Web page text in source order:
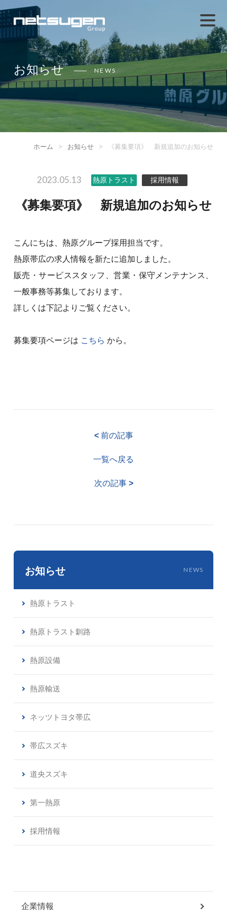
お知らせ NEWS
ホーム > お知らせ > 《募集要項》 新規追加のお知らせ
2023.05.13 熱原トラスト 採用情報
《募集要項》 新規追加のお知らせ
こんにちは、熱原グループ採用担当です。
熱原帯広の求人情報を新たに追加しました。
販売・サービススタッフ、営業・保守メンテナンス、
一般事務等募集しております。
詳しくは下記よりご覧ください。
募集要項ページは こちら から。
< 前の記事
一覧へ戻る
次の記事>
お知らせ NEWS
熱原トラスト
熱原トラスト釧路
熱原設備
熱原輸送
ネッツトヨタ帯広
帯広スズキ
道央スズキ
第一熱原
採用情報
企業情報